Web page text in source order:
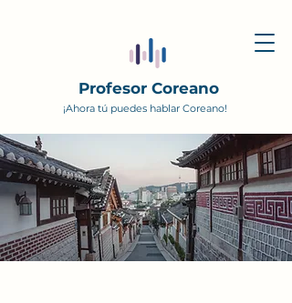
Profesor Coreano
¡Ahora tú puedes hablar Coreano!